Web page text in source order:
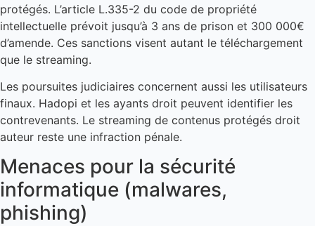
protégés. L’article L.335-2 du code de propriété
intellectuelle prévoit jusqu’à 3 ans de prison et 300 000€
d’amende. Ces sanctions visent autant le téléchargement
que le streaming.
Les poursuites judiciaires concernent aussi les utilisateurs
finaux. Hadopi et les ayants droit peuvent identifier les
contrevenants. Le streaming de contenus protégés droit
auteur reste une infraction pénale.
Menaces pour la sécurité
informatique (malwares,
phishing)